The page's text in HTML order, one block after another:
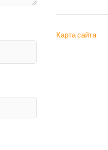
Карта сайта